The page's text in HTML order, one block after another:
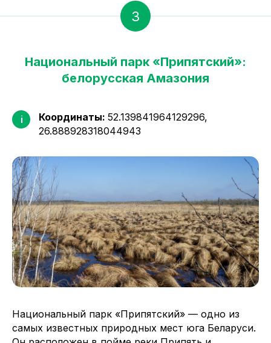
3
Национальный парк «Припятский»:
белорусская Амазония
i Координаты: 52.139841964129296,
26.888928318044943
Национальный парк «Припятский» — одно из
самых известных природных мест юга Беларуси.